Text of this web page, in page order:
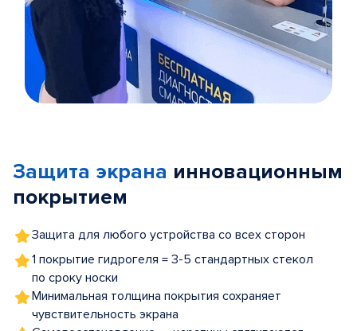
5
Защита экрана инновационным
покрытием
Защита для любого устройства со всех сторон
1 покрытие гидрогеля = 3-5 стандартных стекол
по сроку носки
Минимальная толщина покрытия сохраняет
чувствительность экрана